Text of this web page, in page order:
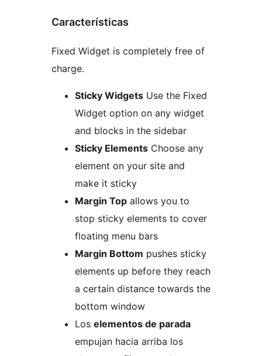
Características
Fixed Widget is completely free of
charge.
Sticky Widgets Use the Fixed
Widget option on any widget
and blocks in the sidebar
Sticky Elements Choose any
element on your site and
make it sticky
Margin Top allows you to
stop sticky elements to cover
floating menu bars
Margin Bottom pushes sticky
elements up before they reach
a certain distance towards the
bottom window
Los elementos de parada
empujan hacia arriba los